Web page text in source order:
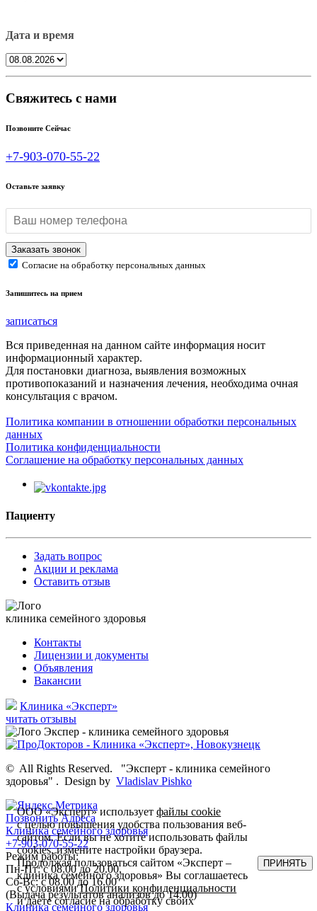
Дата и время
Свяжитесь с нами
Позвоните Сейчас
+7-903-070-55-22
Оставьте заявку
Согласие на обработку персональных данных
Запишитесь на прием
записаться
Вся приведенная на данном сайте информация носит
информационный характер.
Для постановки диагноза, выявления возможных
противопоказаний и назначения лечения, необходима очная
консультация с врачом.
Политика компании в отношении обработки персональных
данных
Политика конфиденциальности
Соглашение на обработку персональных данных
Пациенту
Задать вопрос
Акции и реклама
Оставить отзыв
клиника семейного здоровья
Контакты
Лицензии и документы
Объявления
Вакансии
Клиника «Эксперт»
читать отзывы
© All Rights Reserved.
"Эксперт - клиника семейного
здоровья" . Design by Vladislav Pishko
Позвонить Адреса
Клиника семейного здоровья
+7-903-070-55-22
Режим работы:
Пн-Пт: с 08.00 до 20.00,
Сб-Вс: с 08.00 до 16.00
(Выдача результатов анализов до 14.00)
Клиника семейного здоровья
ООО «Эксперт» используетфайлы cookie
с целью повышения удобства пользования веб-
сайтом. Если вы не хотите использовать файлы
cookies, измените настройки браузера.
Продолжая пользоваться сайтом «Эксперт –
клиника семейного здоровья» Вы соглашаетесь
с условиямиПолитики конфиденциальности
и даете согласие на обработку своих
ПРИНЯТЬ